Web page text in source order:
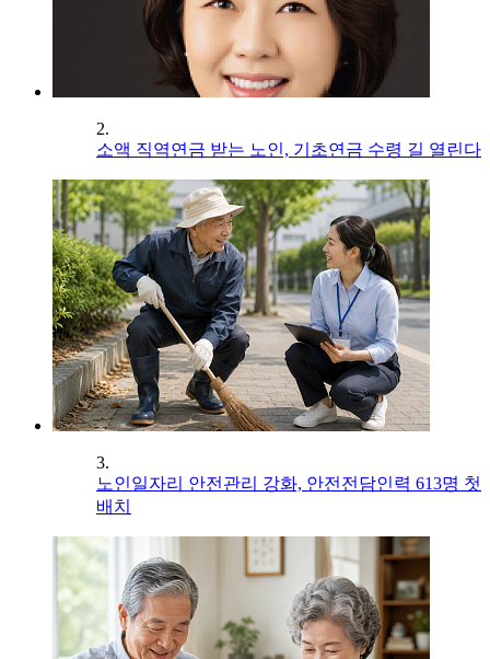
2.
소액 직역연금 받는 노인, 기초연금 수령 길 열린다
3.
노인일자리 안전관리 강화, 안전전담인력 613명 첫
배치